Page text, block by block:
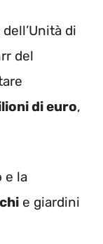
di
del
di euro,
e la
e giardini